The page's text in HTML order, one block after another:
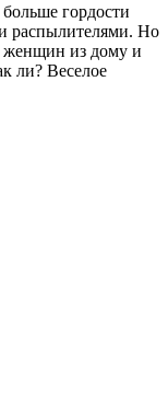
гордости
распылителями. Но
женщин из дому и
ли? Веселое